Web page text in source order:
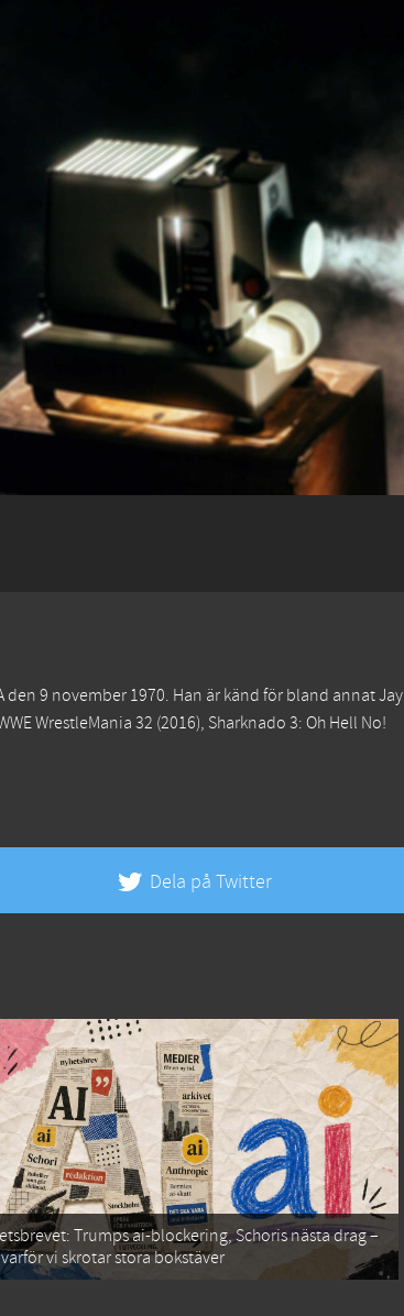
den 9 november 1970. Han är känd för bland annatJay
WrestleMania 32 (2016), Sharknado 3: Oh Hell No!
Dela på Twitter
Trumps ai-blockering, Schoris nästa drag –
vi skrotar stora bokstäver